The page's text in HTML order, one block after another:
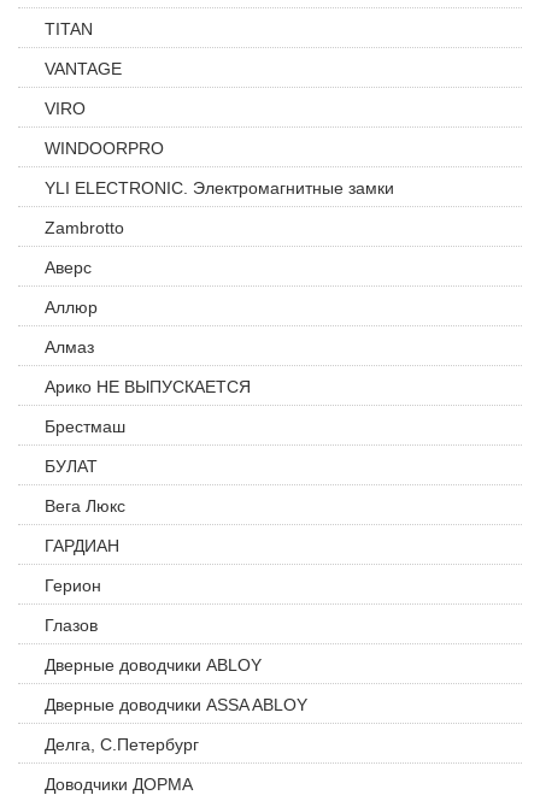
TITAN
VANTAGE
VIRO
WINDOORPRO
YLI ELECTRONIC. Электромагнитные замки
Zambrotto
Аверс
Аллюр
Алмаз
Арико НЕ ВЫПУСКАЕТСЯ
Брестмаш
БУЛАТ
Вега Люкс
ГАРДИАН
Герион
Глазов
Дверные доводчики ABLOY
Дверные доводчики ASSA ABLOY
Делга, С.Петербург
Доводчики ДОРМА